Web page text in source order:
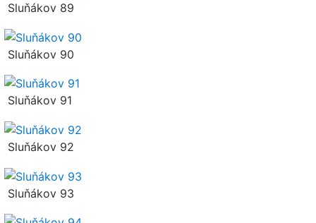
Sluňákov 89
Sluňákov 90
Sluňákov 91
Sluňákov 92
Sluňákov 93